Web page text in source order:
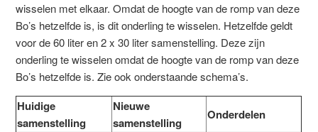
wisselen met elkaar. Omdat de hoogte van de romp van deze
Bo’s hetzelfde is, is dit onderling te wisselen. Hetzelfde geldt
voor de 60 liter en 2 x 30 liter samenstelling. Deze zijn
onderling te wisselen omdat de hoogte van de romp van deze
Bo’s hetzelfde is. Zie ook onderstaande schema’s.
Huidige
samenstelling
Nieuwe
samenstelling
Onderdelen